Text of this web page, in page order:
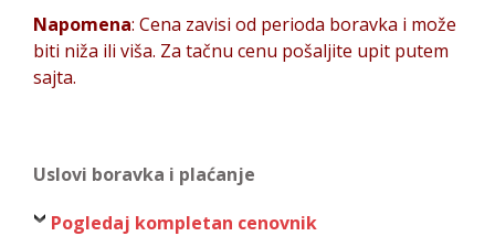
Napomena: Cena zavisi od perioda boravka i može
biti niža ili viša. Za tačnu cenu pošaljite upit putem
sajta.
Uslovi boravka i plaćanje
Pogledaj kompletan cenovnik